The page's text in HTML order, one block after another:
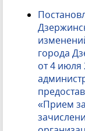
города
от 4
«Прием